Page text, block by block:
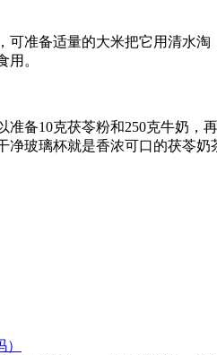
准备适量的大米把它用清水
。
备10克茯苓粉和250克牛奶
玻璃杯就是香浓可口的茯苓奶